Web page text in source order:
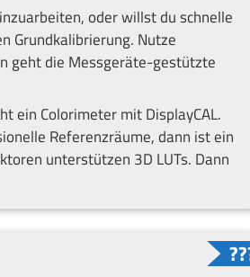
oder willst du schnelle
Grundkalibrierung. Nutze
geht die Messgeräte-gestützte
ein Colorimeter mit DisplayCAL.
Referenzräume, dann ist ein
unterstützen 3D LUTs. Dann